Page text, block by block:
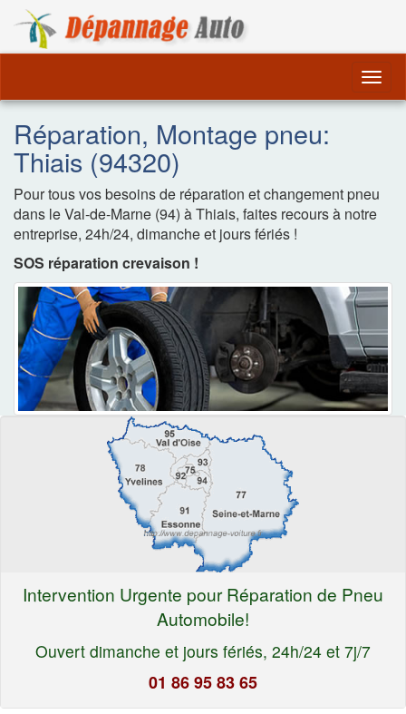
Réparation, Montage pneu:
Thiais (94320)
Pour tous vos besoins de réparation et changement pneu
dans le Val-de-Marne (94) à Thiais, faites recours à notre
entreprise, 24h/24, dimanche et jours fériés !
SOS réparation crevaison !
Intervention Urgente pour Réparation de Pneu
Automobile!
Ouvert dimanche et jours fériés, 24h/24 et 7j/7
01 86 95 83 65